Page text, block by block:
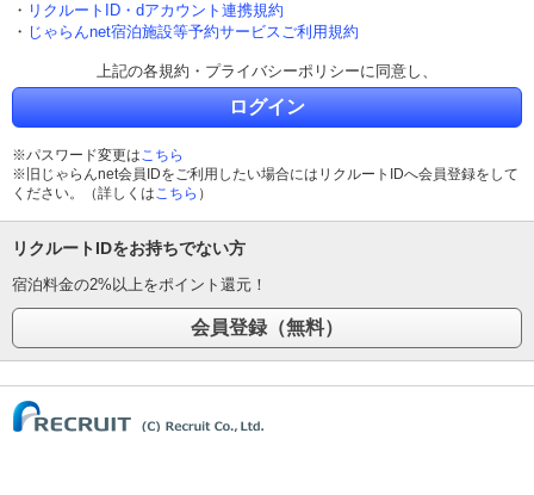
・ リクルートID・dアカウント連携規約
・ じゃらんnet宿泊施設等予約サービスご利用規約
上記の各規約・プライバシーポリシーに同意し、
ログイン
※パスワード変更はこちら
※旧じゃらんnet会員IDをご利用したい場合にはリクルートIDへ会員登録をして
ください。（詳しくはこちら ）
リクルートIDをお持ちでない方
宿泊料金の2%以上をポイント還元！